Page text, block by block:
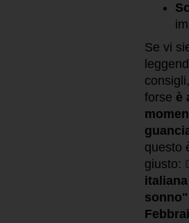
Se vi
forse è
questo
giusto: